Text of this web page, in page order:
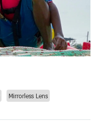
Mirrorless Lens